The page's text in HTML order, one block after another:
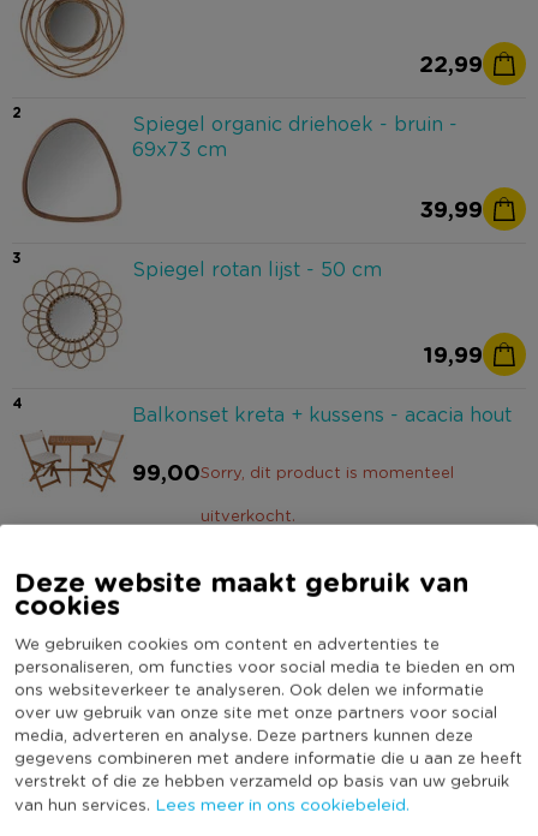
Deze website maakt gebruik van
cookies
We gebruiken cookies om content en advertenties te
personaliseren, om functies voor social media te bieden en om
ons websiteverkeer te analyseren. Ook delen we informatie
over uw gebruik van onze site met onze partners voor social
media, adverteren en analyse. Deze partners kunnen deze
gegevens combineren met andere informatie die u aan ze heeft
verstrekt of die ze hebben verzameld op basis van uw gebruik
van hun services. Lees meer in ons cookiebeleid.
22,99
2
Spiegel organic driehoek - bruin -
69x73 cm
39,99
3 Spiegel rotan lijst - 50 cm
19,99
4 Balkonset kreta + kussens - acacia hout
99,00Sorry, dit product is momenteel
uitverkocht.
Mand met roze streep - 25x20 cm
7,99 Sorry, dit product is momenteel
uitverkocht.
6
Buitentapijt leaves - grijsgroen/wit -
120x180 cm
9,99